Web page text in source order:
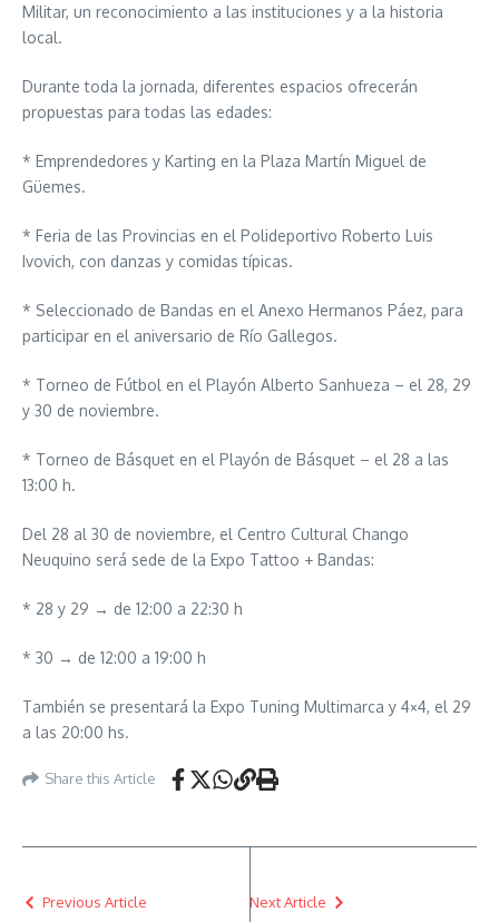
Militar, un reconocimiento a las instituciones y a la historia
local.
Durante toda la jornada, diferentes espacios ofrecerán
propuestas para todas las edades:
* Emprendedores y Karting en la Plaza Martín Miguel de
Güemes.
* Feria de las Provincias en el Polideportivo Roberto Luis
Ivovich, con danzas y comidas típicas.
* Seleccionado de Bandas en el Anexo Hermanos Páez, para
participar en el aniversario de Río Gallegos.
* Torneo de Fútbol en el Playón Alberto Sanhueza – el 28, 29
y 30 de noviembre.
* Torneo de Básquet en el Playón de Básquet – el 28 a las
13:00 h.
Del 28 al 30 de noviembre, el Centro Cultural Chango
Neuquino será sede de la Expo Tattoo + Bandas:
* 28 y 29 → de 12:00 a 22:30 h
* 30 → de 12:00 a 19:00 h
También se presentará la Expo Tuning Multimarca y 4×4, el 29
a las 20:00 hs.
Share this Article
Previous Article Next Article